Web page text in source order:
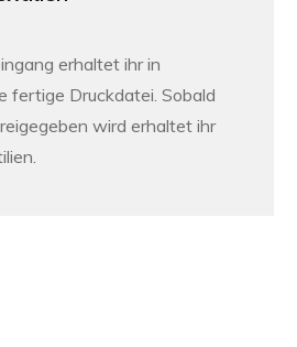
erhaltet ihr in
fertige Druckdatei. Sobald
wird erhaltet ihr